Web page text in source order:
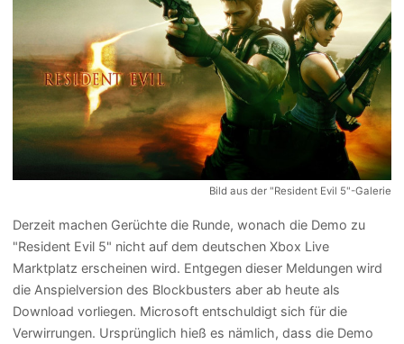
Bild aus der "Resident Evil 5"-Galerie
Derzeit machen Gerüchte die Runde, wonach die Demo zu
"Resident Evil 5" nicht auf dem deutschen Xbox Live
Marktplatz erscheinen wird. Entgegen dieser Meldungen wird
die Anspielversion des Blockbusters aber ab heute als
Download vorliegen. Microsoft entschuldigt sich für die
Verwirrungen. Ursprünglich hieß es nämlich, dass die Demo